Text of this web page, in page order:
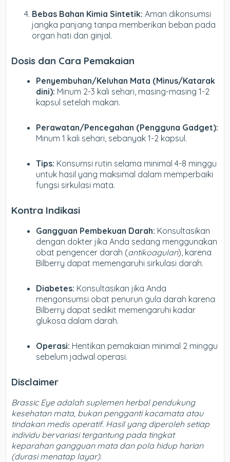
Bebas Bahan Kimia Sintetik: Aman dikonsumsi
jangka panjang tanpa memberikan beban pada
organ hati dan ginjal.
Dosis dan Cara Pemakaian
Penyembuhan/Keluhan Mata (Minus/Katarak
dini): Minum 2-3 kali sehari, masing-masing 1-2
kapsul setelah makan.
Perawatan/Pencegahan (Pengguna Gadget):
Minum 1 kali sehari, sebanyak 1-2 kapsul.
Tips: Konsumsi rutin selama minimal 4-8 minggu
untuk hasil yang maksimal dalam memperbaiki
fungsi sirkulasi mata.
Kontra Indikasi
Gangguan Pembekuan Darah: Konsultasikan
dengan dokter jika Anda sedang menggunakan
obat pengencer darah (antikoagulan), karena
Bilberry dapat memengaruhi sirkulasi darah.
Diabetes: Konsultasikan jika Anda
mengonsumsi obat penurun gula darah karena
Bilberry dapat sedikit memengaruhi kadar
glukosa dalam darah.
Operasi: Hentikan pemakaian minimal 2 minggu
sebelum jadwal operasi.
Disclaimer
Brassic Eye adalah suplemen herbal pendukung
kesehatan mata, bukan pengganti kacamata atau
tindakan medis operatif. Hasil yang diperoleh setiap
individu bervariasi tergantung pada tingkat
keparahan gangguan mata dan pola hidup harian
(durasi menatap layar).